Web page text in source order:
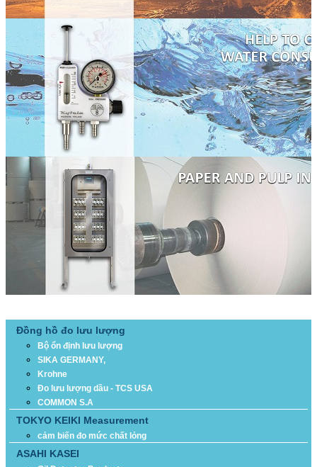
Đồng hồ đo lưu lượng
Bộ ổn định lưu lượng
SIKA GERMANY,
Krohne
Đo lưu lượng dầu - TCS USA
COMMON S.A
TOKYO KEIKI Measurement
cảm biến đo mức chất lỏng
ASAHI KASEI